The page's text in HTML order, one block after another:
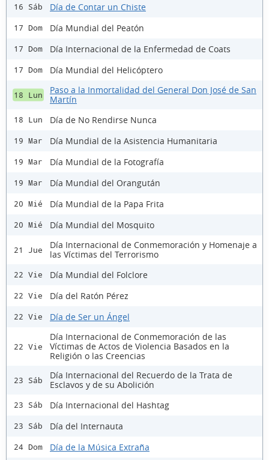
16 Sáb Día de Contar un Chiste
17 Dom Día Mundial del Peatón
17 Dom Día Internacional de la Enfermedad de Coats
17 Dom Día Mundial del Helicóptero
18 Lun
Paso a la Inmortalidad del General Don José de San
Martín
18 Lun Día de No Rendirse Nunca
19 Mar Día Mundial de la Asistencia Humanitaria
19 Mar Día Mundial de la Fotografía
19 Mar Día Mundial del Orangután
20 Mié Día Mundial de la Papa Frita
20 Mié Día Mundial del Mosquito
21 Jue
Día Internacional de Conmemoración y Homenaje a
las Víctimas del Terrorismo
22 Vie Día Mundial del Folclore
22 Vie Día del Ratón Pérez
22 Vie Día de Ser un Ángel
22 Vie
Día Internacional de Conmemoración de las
Víctimas de Actos de Violencia Basados en la
Religión o las Creencias
23 Sáb
Día Internacional del Recuerdo de la Trata de
Esclavos y de su Abolición
23 Sáb Día Internacional del Hashtag
23 Sáb Día del Internauta
24 Dom Día de la Música Extraña